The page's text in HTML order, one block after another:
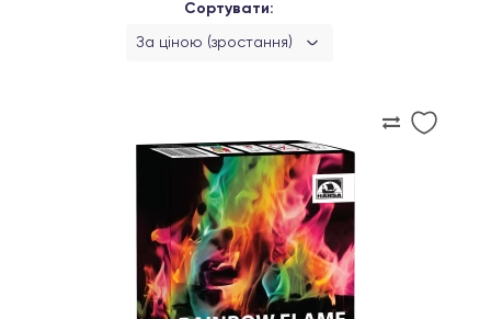
Сортувати:
За ціною (зростання)